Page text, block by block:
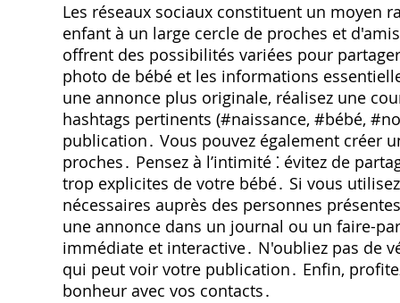
Les réseaux sociaux constituent un moyen
enfant à un large cercle de proches et
offrent des possibilités variées pour
photo de bébé et les informations
une annonce plus originale, réalisez une
hashtags pertinents (#naissance, #bébé,
publication․ Vous pouvez également créer
proches․ Pensez à l’intimité ⁚ évitez de
trop explicites de votre bébé․ Si vous
nécessaires auprès des personnes
une annonce dans un journal ou un faire-
immédiate et interactive․ N'oubliez pas de
qui peut voir votre publication․ Enfin,
bonheur avec vos contacts․